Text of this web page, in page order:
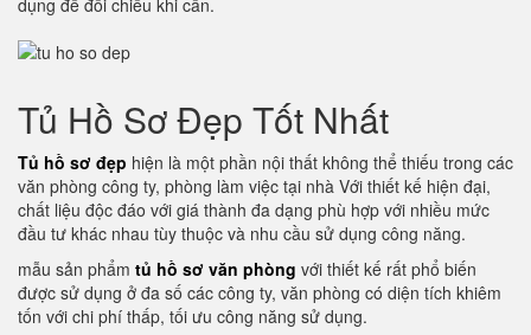
dụng để đối chiếu khi cần.
Tủ Hồ Sơ Đẹp Tốt Nhất
Tủ hồ sơ đẹp hiện là một phần nội thất không thể thiếu trong các
văn phòng công ty, phòng làm việc tại nhà Với thiết kế hiện đại,
chất liệu độc đáo với giá thành đa dạng phù hợp với nhiều mức
đầu tư khác nhau tùy thuộc và nhu cầu sử dụng công năng.
mẫu sản phẩm tủ hồ sơ văn phòng với thiết kế rất phổ biến
được sử dụng ở đa số các công ty, văn phòng có diện tích khiêm
tốn với chi phí thấp, tối ưu công năng sử dụng.